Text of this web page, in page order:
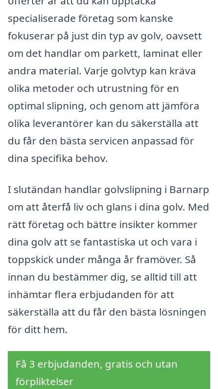
specialiserade företag som kanske
fokuserar på just din typ av golv, oavsett
om det handlar om parkett, laminat eller
andra material. Varje golvtyp kan kräva
olika metoder och utrustning för en
optimal slipning, och genom att jämföra
olika leverantörer kan du säkerställa att
du får den bästa servicen anpassad för
dina specifika behov.
I slutändan handlar golvslipning i Barnarp
om att återfå liv och glans i dina golv. Med
rätt företag och bättre insikter kommer
dina golv att se fantastiska ut och vara i
toppskick under många år framöver. Så
innan du bestämmer dig, se alltid till att
inhämtar flera erbjudanden för att
säkerställa att du får den bästa lösningen
för ditt hem.
Få 3 erbjudanden, gratis och utan
förpliktelser